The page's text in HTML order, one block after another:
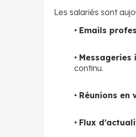
Les salariés sont
• Emails
• Messageries
continu.
• Réunions en
• Flux